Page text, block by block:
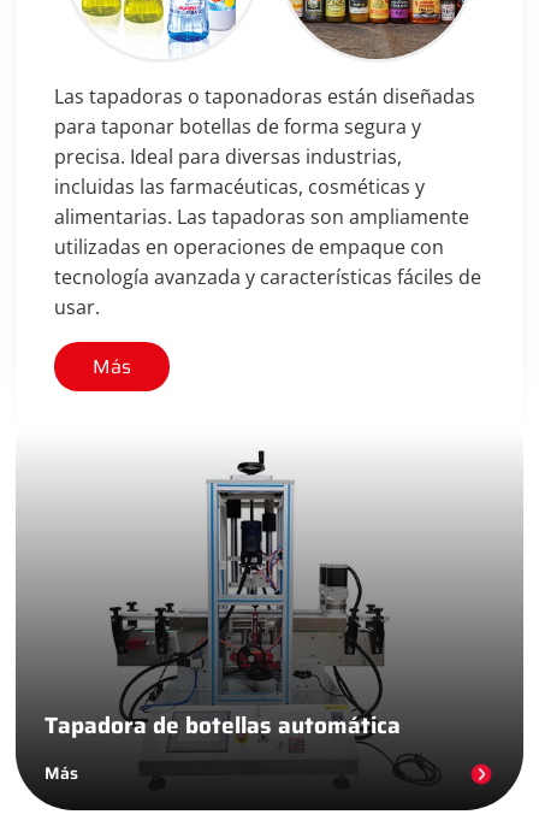
Las tapadoras o taponadoras están diseñadas
para taponar botellas de forma segura y
precisa. Ideal para diversas industrias,
incluidas las farmacéuticas, cosméticas y
alimentarias. Las tapadoras son ampliamente
utilizadas en operaciones de empaque con
tecnología avanzada y características fáciles de
usar.
Más
Tapadora de botellas automática
Más